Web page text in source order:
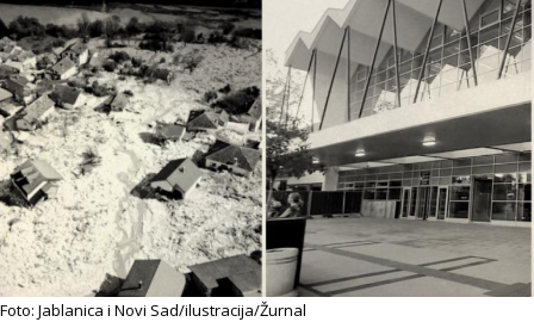
Foto: Jablanica i Novi Sad/ilustracija/Žurnal